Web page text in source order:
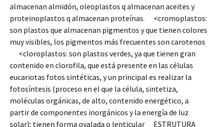
almacenan almidón, oleoplastos q almacenan aceites y
proteinoplastos q almacenan proteínas. <cromoplastos:
son plastos que almacenan pigmentos y que tienen colores
muy visibles, los pigmentos más frecuentes son carotenos
<cloroplastos: son plastos verdes, ya que tienen gran
contenido en clorofila, que está presente en las células
eucariotas fotos sintéticas, y un principal es realizar la
fotosíntesis (proceso en el que la célula, sintetiza,
moléculas orgánicas, de alto, contenido energético, a
partir de componentes inorgánicos y la energía de luz
solar); tienen forma ovalada o lenticular ESTRUTURA